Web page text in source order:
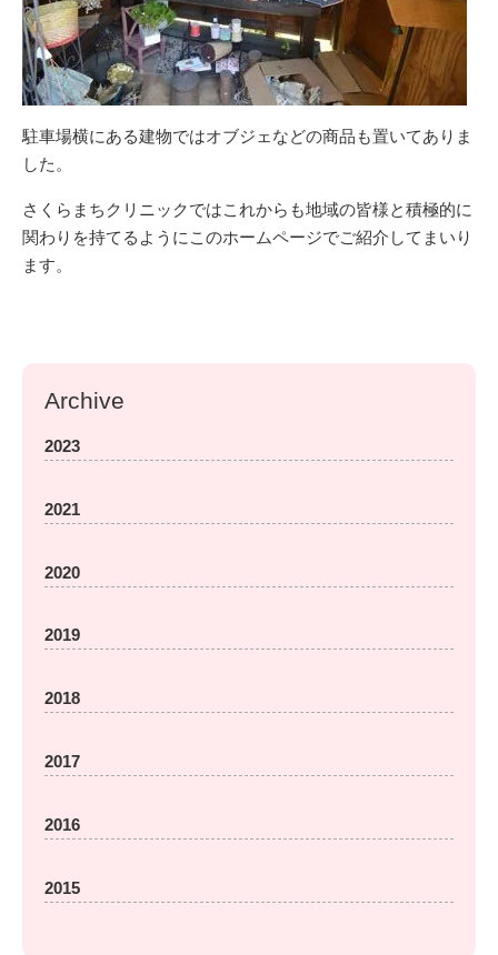
駐車場横にある建物ではオブジェなどの商品も置いてありま
した。
さくらまちクリニックではこれからも地域の皆様と積極的に
関わりを持てるようにこのホームページでご紹介してまいり
ます。
Archive
2023
2021
2020
2019
2018
2017
2016
2015